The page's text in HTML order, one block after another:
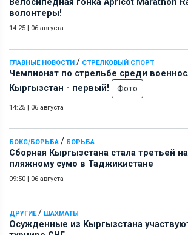
волонтеры!
14:25 | 06 августа
ГЛАВНЫЕ НОВОСТИ / СТРЕЛКОВЫЙ СПОРТ
Чемпионат по стрельбе среди
Кыргызстан - первый!
Фото
14:25 | 06 августа
БОКС/БОРЬБА / БОРЬБА
Сборная Кыргызстана стала третьей
пляжному сумо в Таджикистане
09:50 | 06 августа
ДРУГИЕ/ ШАХМАТЫ
Осужденные из Кыргызстана